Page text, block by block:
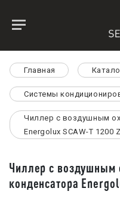
Главная
Системы
Чиллер с воздушным
Energolux SCAW-T 1200 Z
Чиллер с
конденсатора